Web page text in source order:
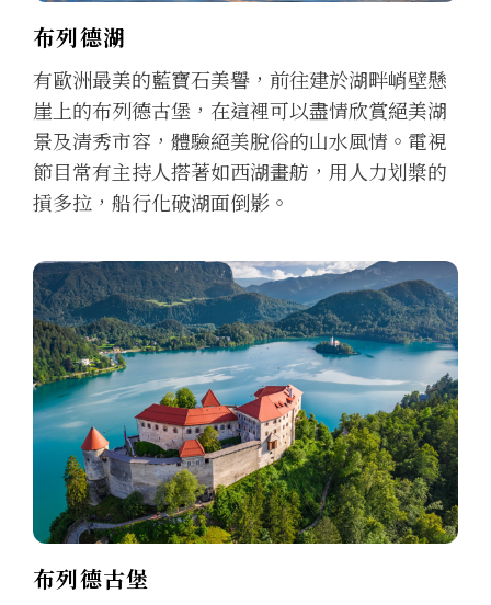
布列德湖
有歐洲最美的藍寶石美譽，前往建於湖畔峭壁懸
崖上的布列德古堡，在這裡可以盡情欣賞絕美湖
景及清秀市容，體驗絕美脫俗的山水風情。電視
節目常有主持人搭著如西湖畫舫，用人力划槳的
摃多拉，船行化破湖面倒影。
布列德古堡